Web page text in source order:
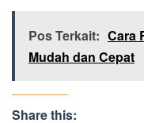
Pos Terkait: Cara
Mudah dan Cepat
Share this: